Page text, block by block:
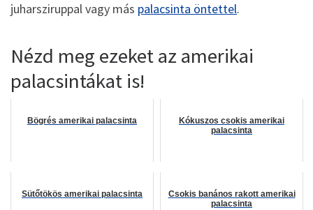
juharsziruppal vagy más palacsinta öntettel.
Nézd meg ezeket az amerikai
palacsintákat is!
Bögrés amerikai palacsinta
Kókuszos csokis amerikai
palacsinta
Sütőtökös amerikai palacsinta
Csokis banános rakott amerikai
palacsinta